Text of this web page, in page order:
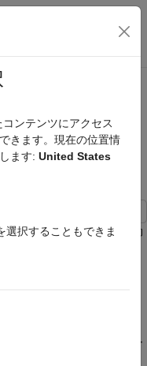
ーション メ
れた
Matrix
の
る実装
式に対するハードウェア効
を示します。
Solve Using QR
。このメソッドは対角ロー
ンテンツにアクセス
きます。現在の位置情
ます: United States
選択することもできま